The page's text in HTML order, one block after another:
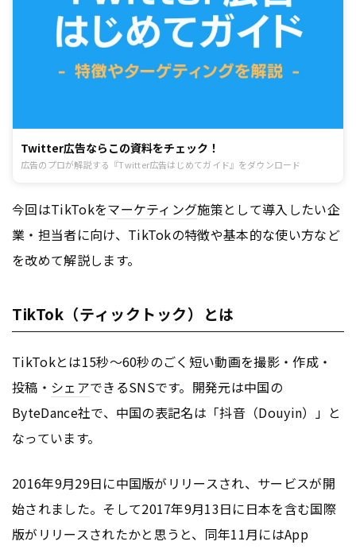
Twitter広告ならこの資料をチェック！
広告のプロが解説する『Twitter広告はじめてガイド』をダウンロード
今回はTikTokをマーケティング施策として導入したい企
業・担当者に向け、TikTokの特徴や基本的な使い方など
を改めて解説します。
TikTok（ティックトック）とは
TikTokとは15秒〜60秒のごく短い動画を撮影・作成・
投稿・ シェアできるSNSです。開発元は中国の
ByteDance社で、中国の表記名は「抖音（Douyin）」と
なっています。
2016年9月29日に中国版がリリースされ、サービスが開
始されました。そして2017年9月13日に日本を含む国際
版がリリースされたかと思うと、同年11月にはApp